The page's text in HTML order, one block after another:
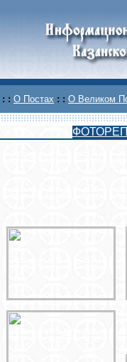
: : О Постах : : О Великом